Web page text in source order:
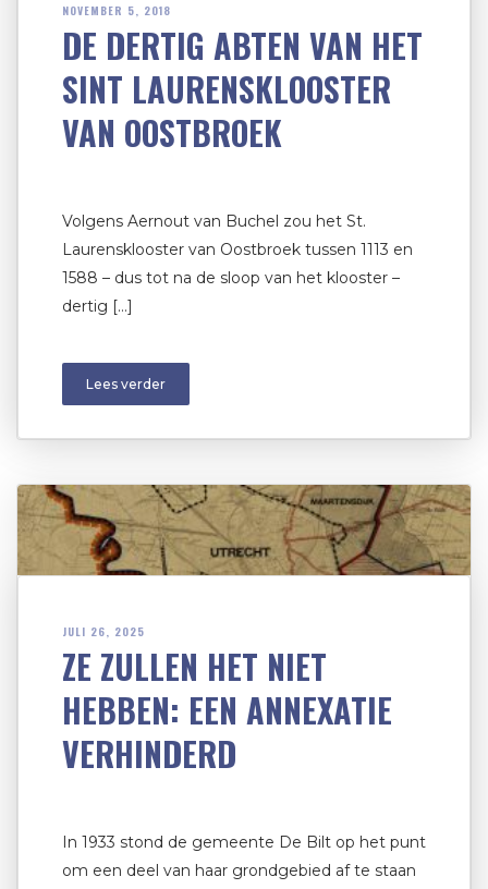
NOVEMBER 5, 2018
DE DERTIG ABTEN VAN HET
SINT LAURENSKLOOSTER
VAN OOSTBROEK
Volgens Aernout van Buchel zou het St.
Laurensklooster van Oostbroek tussen 1113 en
1588 – dus tot na de sloop van het klooster –
dertig […]
Lees verder
JULI 26, 2025
ZE ZULLEN HET NIET
HEBBEN: EEN ANNEXATIE
VERHINDERD
In 1933 stond de gemeente De Bilt op het punt
om een deel van haar grondgebied af te staan